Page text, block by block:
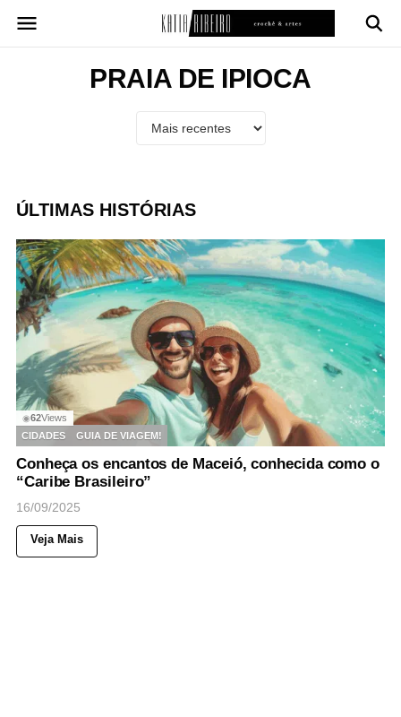
para
PRAIA DE IPIOCA
ÚLTIMAS HISTÓRIAS
◉62Views
CIDADES
GUIA DE VIAGEM!
Conheça os encantos de Maceió, conhecida como o
“Caribe Brasileiro”
16/09/2025
Veja Mais